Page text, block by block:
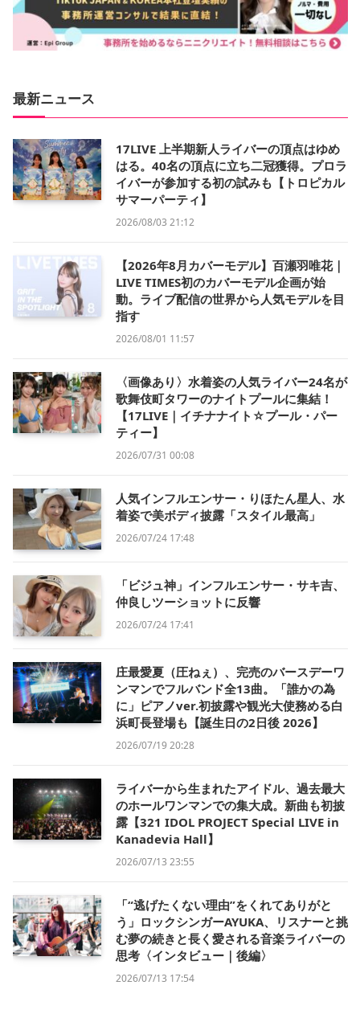
最新ニュース
17LIVE 上半期新人ライバーの頂点はゆめ
はる。40名の頂点に立ち二冠獲得。プロラ
イバーが参加する初の試みも【トロピカル
サマーパーティ】
2026/08/03 21:12
【2026年8月カバーモデル】百瀬羽唯花｜
LIVE TIMES初のカバーモデル企画が始
動。ライブ配信の世界から人気モデルを目
指す
2026/08/01 11:57
〈画像あり〉水着姿の人気ライバー24名が
歌舞伎町タワーのナイトプールに集結！
【17LIVE｜イチナナイト☆プール・パー
ティー】
2026/07/31 00:08
人気インフルエンサー・りほたん星人、水
着姿で美ボディ披露「スタイル最高」
2026/07/24 17:48
「ビジュ神」インフルエンサー・サキ吉、
仲良しツーショットに反響
2026/07/24 17:41
庄最愛夏（圧ねぇ）、完売のバースデーワ
ンマンでフルバンド全13曲。「誰かの為
に」ピアノver.初披露や観光大使務める白
浜町長登場も【誕生日の2日後 2026】
2026/07/19 20:28
ライバーから生まれたアイドル、過去最大
のホールワンマンでの集大成。新曲も初披
露【321 IDOL PROJECT Special LIVE in
Kanadevia Hall】
2026/07/13 23:55
「“逃げたくない理由”をくれてありがと
う」ロックシンガーAYUKA、リスナーと挑
む夢の続きと長く愛される音楽ライバーの
思考〈インタビュー｜後編〉
2026/07/13 17:54